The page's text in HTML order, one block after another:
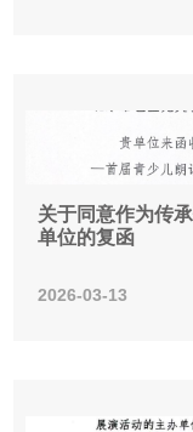
关于同意作为传
单位的复函
2026-03-13